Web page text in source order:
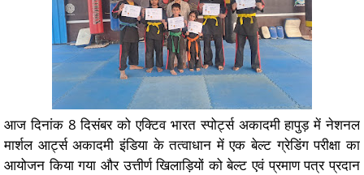
आज दिनांक 8 दिसंबर को एक्टिव भारत स्पोर्ट्स अकादमी हापुड़ में नेशनल
मार्शल आर्ट्स अकादमी इंडिया के तत्वाधान में एक बेल्ट ग्रेडिंग परीक्षा का
आयोजन किया गया और उत्तीर्ण खिलाड़ियों को बेल्ट एवं प्रमाण पत्र प्रदान